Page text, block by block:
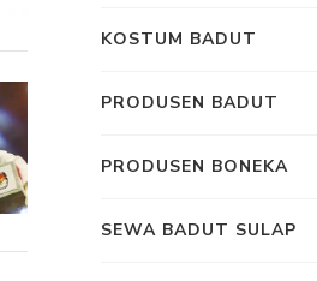
KOSTUM BADUT
PRODUSEN BADUT
PRODUSEN BONEKA
SEWA BADUT SULAP